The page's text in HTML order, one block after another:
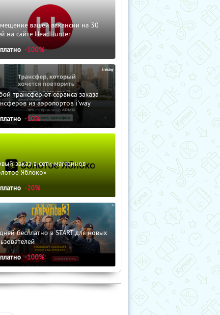
вашей вакансии на 30
на сайте HeadHunter
-100%
трансфер от сервиса заказа
из аэропортов i'way
-10%
заказ в сети магазинов
Яблоко»
-20%
бесплатно в START для новых
-100%